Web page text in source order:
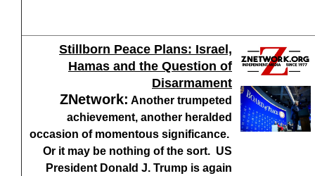
Stillborn Peace Plans: Israel,
Hamas and the Question of
Disarmament
ZNetwork: Another trumpeted
achievement, another heralded
occasion of momentous significance.
Or it may be nothing of the sort. US
President Donald J. Trump is again